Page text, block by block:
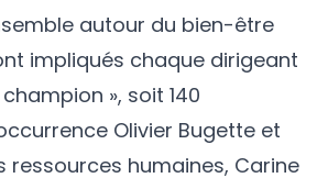
autour du bien-être
impliqués chaque dirigeant
», soit 140
Olivier Bugette et
ressources humaines, Carine